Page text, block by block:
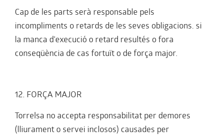
Cap de les parts serà responsable pels
incompliments o retards de les seves obligacions. si
la manca d'execució o retard resultés o fora
conseqüència de cas fortuït o de força major.
12. FORÇA MAJOR
Torrelsa no accepta responsabilitat per demores
(lliurament o servei inclosos) causades per